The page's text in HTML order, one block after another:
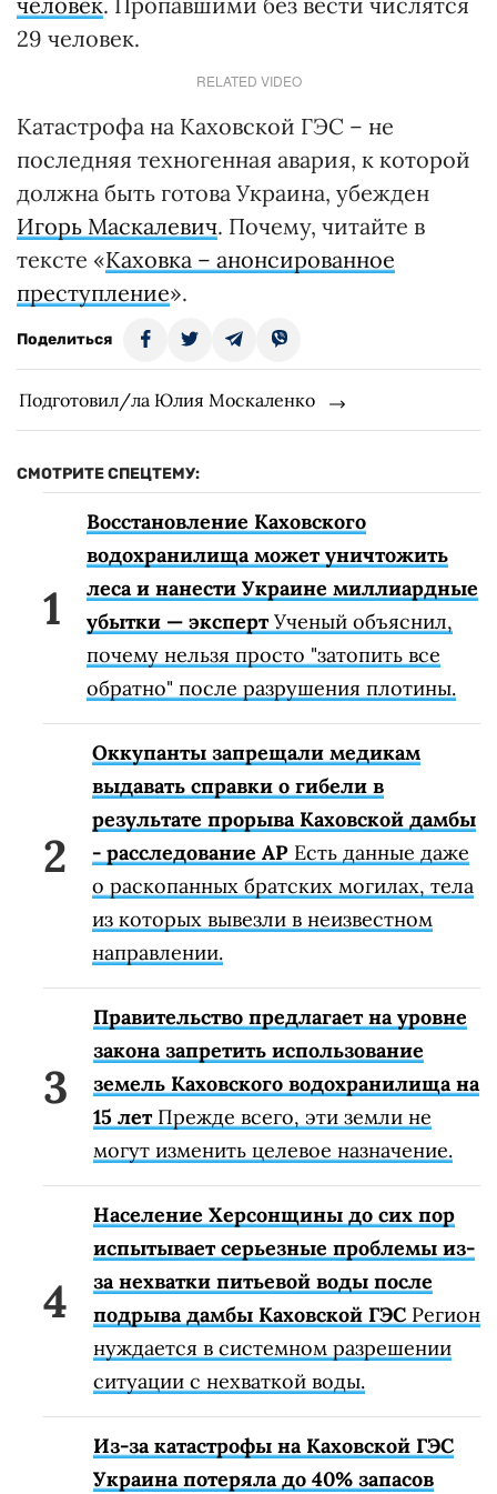
29 человек.
RELATED VIDEO
Катастрофа на Каховской ГЭС – не
последняя техногенная авария, к которой
должна быть готова Украина, убежден
Игорь Маскалевич. Почему, читайте в
тексте «Каховка – анонсированное
преступление».
Поделиться
Подготовил/ла Юлия Москаленко
СМОТРИТЕ СПЕЦТЕМУ:
Восстановление Каховского
водохранилища может уничтожить
леса и нанести Украине миллиардные
убытки — экспертУченый объяснил,
почему нельзя просто "затопить все
обратно" после разрушения плотины.
Оккупанты запрещали медикам
выдавать справки о гибели в
результате прорыва Каховской дамбы
- расследование АР Есть данные даже
о раскопанных братских могилах, тела
из которых вывезли в неизвестном
направлении.
Правительство предлагает на уровне
закона запретить использование
земель Каховского водохранилища на
15 летПрежде всего, эти земли не
могут изменить целевое назначение.
Население Херсонщины до сих пор
испытывает серьезные проблемы из-
за нехватки питьевой воды после
подрыва дамбы Каховской ГЭС Регион
нуждается в системном разрешении
ситуации с нехваткой воды.
Из-за катастрофы на Каховской ГЭС
Украина потеряла до 40% запасов